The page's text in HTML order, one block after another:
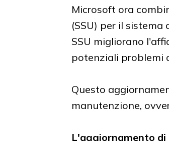
Microsoft ora
(SSU) per il
SSU migliorano
potenziali problemi
Questo
manutenzione,
L'aggiornamento di